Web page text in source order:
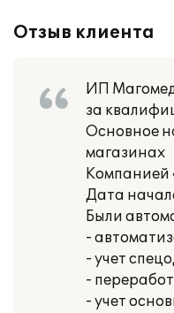
Отзыв клиента
ИП
за
Основное
магазинах
Компанией
Дата
Были
-
- учет
-
- учет